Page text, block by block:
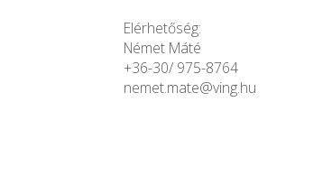
Elérhetőség:
Német Máté
+36-30/ 975-8764
nemet.mate@ving.hu